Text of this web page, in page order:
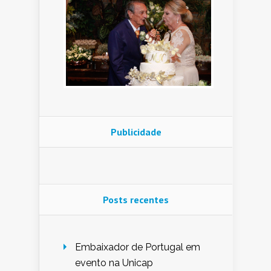
Publicidade
Posts recentes
Embaixador de Portugal em
evento na Unicap